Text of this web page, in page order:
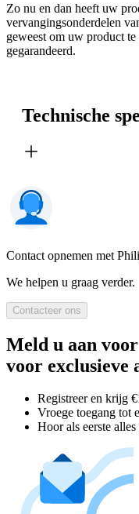
Zo nu en dan heeft uw
vervangingsonderdelen
geweest om uw product
gegarandeerd.
Technische
Contact opnemen met
We helpen u graag verder.
Contacteer ons
Meld u aan
voor exclusieve
Registreer en krijg
Vroege toegang tot
Hoor als eerste